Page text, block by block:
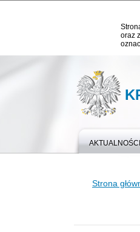
oraz
AKTUALNOŚCI
Strona